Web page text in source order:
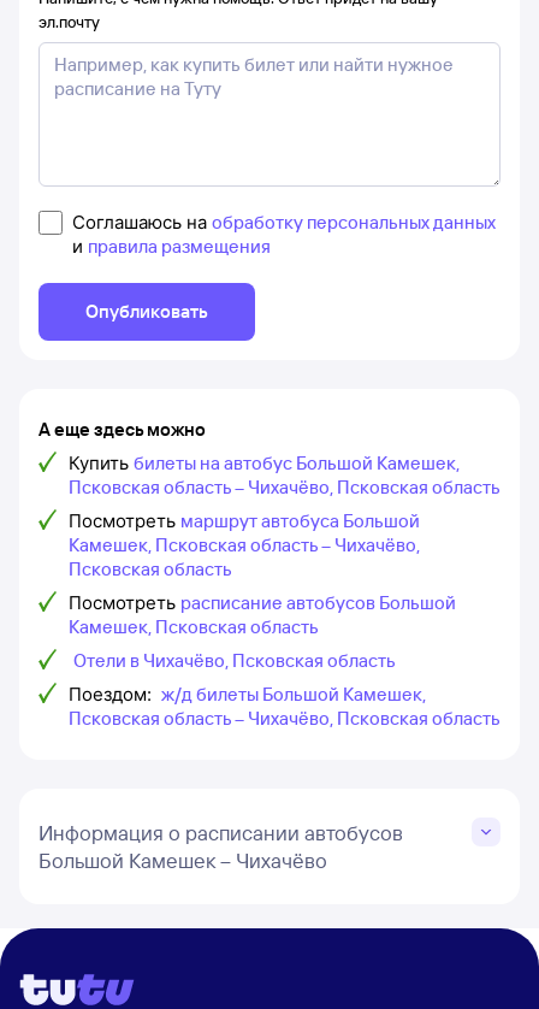
эл.почту
Соглашаюсь на обработку персональных данных
и правила размещения
Опубликовать
А еще здесь можно
Купить билеты на автобус Большой Камешек,
Псковская область – Чихачёво, Псковская область
Посмотреть маршрут автобуса Большой
Камешек, Псковская область – Чихачёво,
Псковская область
Посмотреть расписание автобусов Большой
Камешек, Псковская область
Отели в Чихачёво, Псковская область
Поездом: ж/д билеты Большой Камешек,
Псковская область – Чихачёво, Псковская область
Информация о расписании автобусов
Большой Камешек – Чихачёво